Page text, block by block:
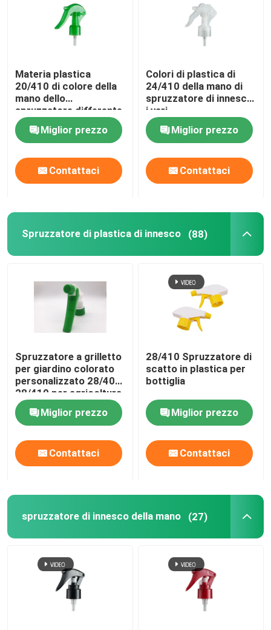
Bottiglia di vetro dell'olio essenziale
Materia plastica
20/410 di colore della
mano dello
spruzzatore differente
di innesco
Miglior prezzo
Contattaci
Colori di plastica di
24/410 della mano di
spruzzatore di innesco
i vari
Miglior prezzo
Contattaci
Spruzzatore di plastica di innesco (88)
Spruzzatore a grilletto
per giardino colorato
personalizzato 28/400
28/410 per agricoltura
Miglior prezzo
Contattaci
28/410 Spruzzatore di
scatto in plastica per
bottiglia
Miglior prezzo
Contattaci
spruzzatore di innesco della mano (27)